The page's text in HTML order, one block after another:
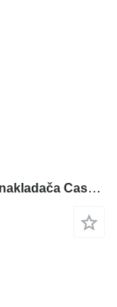
Olejové čerpadlo 9969040 na rýpadla-nakladača Case New Holland